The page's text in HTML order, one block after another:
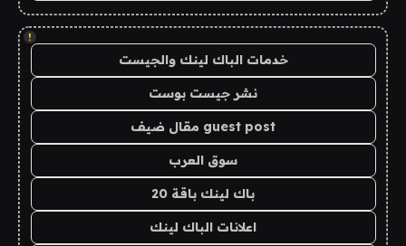
!
خدمات الباك لينك والجيست
نشر جيست بوست
guest post مقال ضيف
سوق العرب
باك لينك باقة 20
اعلانات الباك لينك